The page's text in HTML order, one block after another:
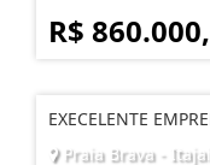
R$
EXECELENTE
Praia Brava - Itajaí